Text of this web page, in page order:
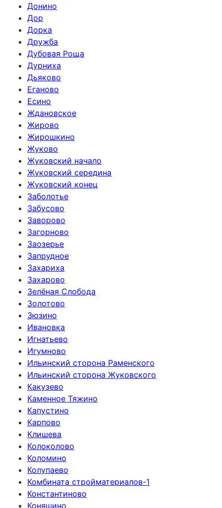
Донино
Дор
Дорка
Дружба
Дубовая Роща
Дурниха
Дьяково
Еганово
Есино
Ждановское
Жирово
Жирошкино
Жуково
Жуковский начало
Жуковский середина
Жуковский конец
Заболотье
Забусово
Заворово
Загорново
Заозерье
Запрудное
Захариха
Захарово
Зелёная Слобода
Золотово
Зюзино
Ивановка
Игнатьево
Игумново
Ильинский сторона Раменского
Ильинский сторона Жуковского
Какузево
Каменное Тяжино
Капустино
Карпово
Клишева
Колоколово
Коломино
Колупаево
Комбината стройматериалов-1
Константиново
Коняшино